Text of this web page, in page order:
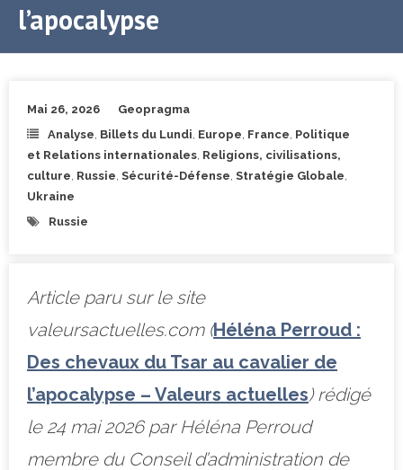
l’apocalypse
Mai 26, 2026
Geopragma
Analyse Billets du Lundi Europe France Politique
et Relations internationales Religions, civilisations,
culture Russie Sécurité-Défense Stratégie Globale
Ukraine
Russie
Article paru sur le site
valeursactuelles.com (Héléna Perroud :
Des chevaux du Tsar au cavalier de
l’apocalypse – Valeurs actuelles) rédigé
le 24 mai 2026 par Héléna Perroud
membre du Conseil d’administration de